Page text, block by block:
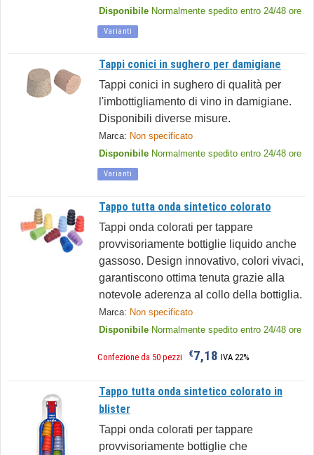
Disponibile Normalmente spedito entro 24/48 ore
Varianti
Tappi conici in sughero per damigiane
Tappi conici in sughero di qualità per
l'imbottigliamento di vino in damigiane.
Disponibili diverse misure.
Marca: Non specificato
Disponibile Normalmente spedito entro 24/48 ore
Varianti
Tappo tutta onda sintetico colorato
Tappi onda colorati per tappare
provvisoriamente bottiglie liquido anche
gassoso. Design innovativo, colori vivaci,
garantiscono ottima tenuta grazie alla
notevole aderenza al collo della bottiglia.
Marca: Non specificato
Disponibile Normalmente spedito entro 24/48 ore
Confezione da 50 pezzi €7,18 IVA 22%
Tappo tutta onda sintetico colorato in
blister
Tappi onda colorati per tappare
provvisoriamente bottiglie che